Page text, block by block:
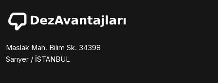
Maslak Mah. Bilim Sk. 34398
Sarıyer / İSTANBUL